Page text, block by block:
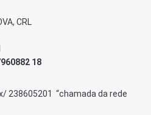
CRL
18
238605201 “chamada da rede